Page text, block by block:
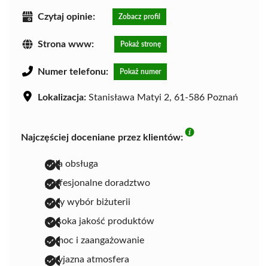
Czytaj opinie: Zobacz profil
Strona www: Pokaż stronę
Numer telefonu: Pokaż numer
Lokalizacja: Stanisława Matyi 2, 61-586 Poznań
Najczęściej doceniane przez klientów:
miła obsługa
profesjonalne doradztwo
duży wybór biżuterii
wysoka jakość produktów
pomoc i zaangażowanie
przyjazna atmosfera